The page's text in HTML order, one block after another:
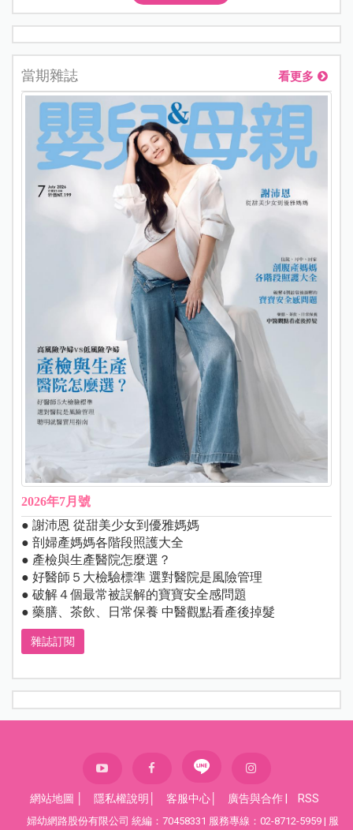
當期雜誌 看更多
2026年7月號
● 謝沛恩 從甜美少女到優雅媽媽
● 剖婦產媽媽各階段照護大全
● 產檢與生產醫院怎麼選？
● 好醫師５大檢驗標準 選對醫院是風險管理
● 破解４個最常被誤解的寶寶安全感問題
● 藥膳、茶飲、日常保養 中醫觀點看產後掉髮
雜誌訂閱
網站地圖 隱私權說明 客服中心 廣告與合作 RSS
婦幼網路股份有限公司 統編：70458331 服務專線：02-8712-5959 | 服